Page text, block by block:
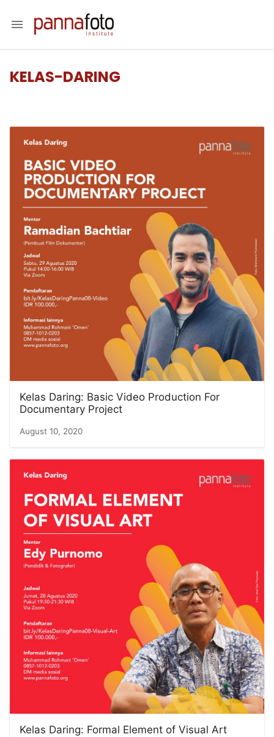
menu
KELAS-DARING
Kelas Daring: Basic Video Production For
Documentary Project
August 10, 2020
Kelas Daring: Formal Element of Visual Art